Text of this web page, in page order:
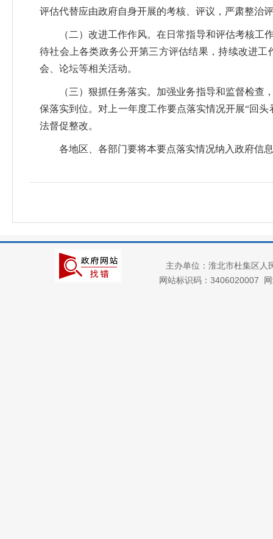
评估代替应由政府自身开展的考核、评议，严肃整治
（二）改进工作作风。在日常指导和评估考核工作
待社会上各类政务公开第三方评估结果，持续改进
会、论坛等相关活动。
（三）狠抓任务落实。加强业务指导和监督检查，
保落实到位。对上一年度工作要点落实情况开展“回
法督促整改。
各地区、各部门要将本要点落实情况纳入政府信
主办单位：淮北市杜集区
网站标识码：3406020007